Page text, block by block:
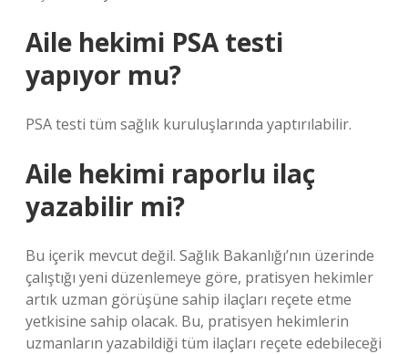
Aile hekimi PSA testi
yapıyor mu?
PSA testi tüm sağlık kuruluşlarında yaptırılabilir.
Aile hekimi raporlu ilaç
yazabilir mi?
Bu içerik mevcut değil. Sağlık Bakanlığı’nın üzerinde
çalıştığı yeni düzenlemeye göre, pratisyen hekimler
artık uzman görüşüne sahip ilaçları reçete etme
yetkisine sahip olacak. Bu, pratisyen hekimlerin
uzmanların yazabildiği tüm ilaçları reçete edebileceği